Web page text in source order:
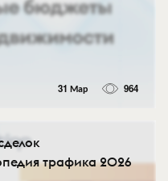
31 Мар 964
трафика 2026